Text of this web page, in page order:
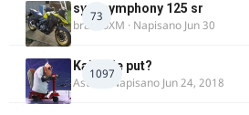
73
sym symphony 125 sr
brankoXM · Napisano Jun 30
1097
Kakav je put?
Astral· Napisano Jun 24, 2018